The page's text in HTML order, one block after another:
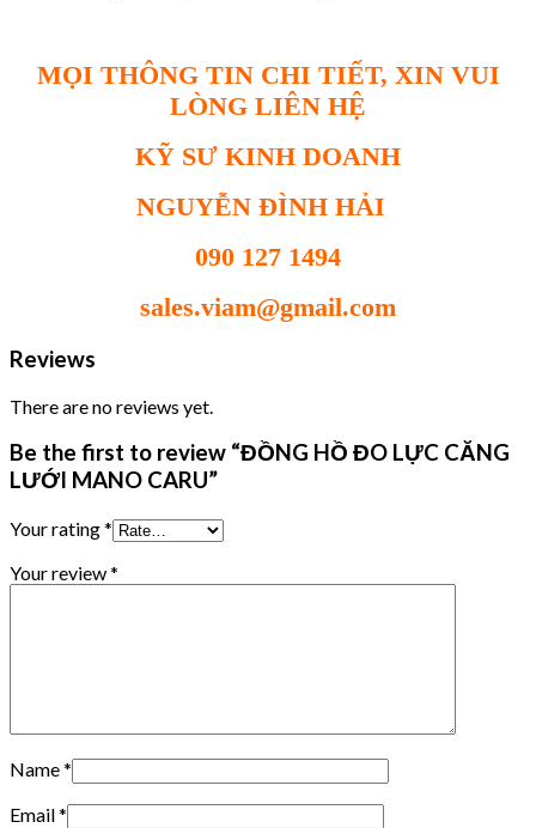
MỌI THÔNG TIN CHI TIẾT, XIN VUI
LÒNG LIÊN HỆ
KỸ SƯ KINH DOANH
NGUYỄN ĐÌNH HẢI
090 127 1494
sales.viam@gmail.com
Reviews
There are no reviews yet.
Be the first to review “ĐỒNG HỒ ĐO LỰC CĂNG
LƯỚI MANO CARU”
Your rating*
Your review*
Name*
Email*